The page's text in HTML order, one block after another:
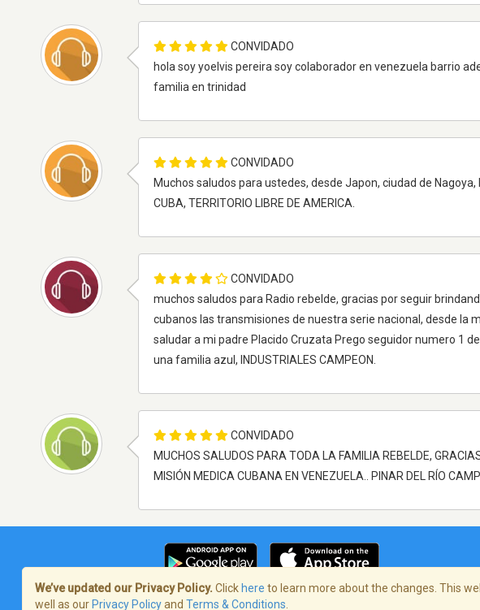
CONVIDADO
hola soy yoelvis pereira soy colaborador en venezuela barrio
familia en trinidad
CONVIDADO
Muchos saludos para ustedes, desde Japon, ciudad de
CUBA, TERRITORIO LIBRE DE AMERICA.
CONVIDADO
muchos saludos para Radio rebelde, gracias por seguir
cubanos las transmisiones de nuestra serie nacional, desde la
saludar a mi padre Placido Cruzata Prego seguidor numero 1
una familia azul, INDUSTRIALES CAMPEON.
CONVIDADO
MUCHOS SALUDOS PARA TODA LA FAMILIA REBELDE,
MISIÓN MEDICA CUBANA EN VENEZUELA.. PINAR DEL RÍO
We’ve updated our Privacy Policy. Click here to learn more about the changes. This
well as our Privacy Policyand Terms & Conditions